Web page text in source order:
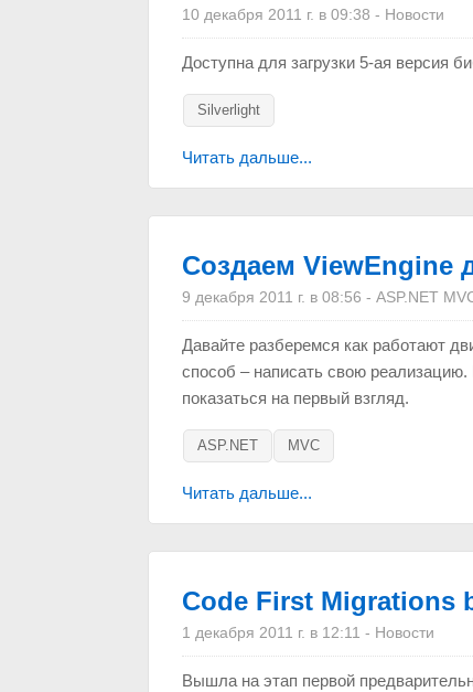
10 декабря 2011 г. в 09:38 - Новости
Доступна для загрузки 5-ая версия
Silverlight
Читать дальше...
Создаем ViewEngine
9 декабря 2011 г. в 08:56 - ASP.NET
Давайте разберемся как работают
способ – написать свою
показаться на первый взгляд.
ASP.NET MVC
Читать дальше...
Code First Migrations
1 декабря 2011 г. в 12:11 - Новости
Вышла на этап первой